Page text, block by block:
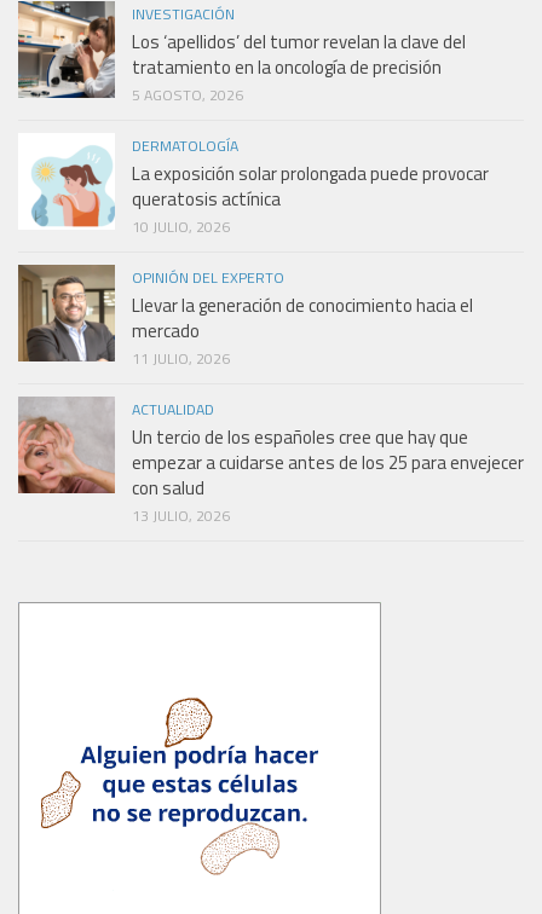
INVESTIGACIÓN
Los ‘apellidos’ del tumor revelan la clave del
tratamiento en la oncología de precisión
5 AGOSTO, 2026
DERMATOLOGÍA
La exposición solar prolongada puede provocar
queratosis actínica
10 JULIO, 2026
OPINIÓN DEL EXPERTO
Llevar la generación de conocimiento hacia el
mercado
11 JULIO, 2026
ACTUALIDAD
Un tercio de los españoles cree que hay que
empezar a cuidarse antes de los 25 para envejecer
con salud
13 JULIO, 2026